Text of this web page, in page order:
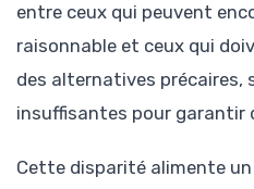
entre ceux qui peuvent
raisonnable et ceux qui
des alternatives précaires,
insuffisantes pour garantir
Cette disparité alimente